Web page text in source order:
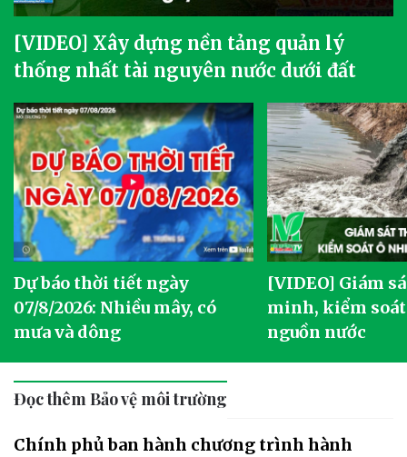
[VIDEO] Xây dựng nền tảng quản lý
thống nhất tài nguyên nước dưới đất
Dự báo thời tiết ngày
07/8/2026: Nhiều mây, có
mưa và dông
[VIDEO] Giám
minh, kiểm
nguồn nước
Đọc thêm Bảo vệ môi trường
Chính phủ ban hành chương trình hành